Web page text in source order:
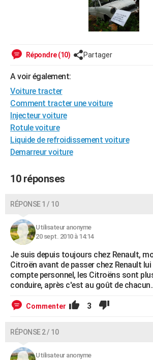
Alimentation
Guide de la santé
Maladies
Médicaments
Sommeil
VOYAGE
Destinations
City break
Voyage nature
Voyage de noces
Forum
Climat
+PHOTO
GUIDES D'ACHAT
BONS PLANS
CARTE DE VOEUX
Dictionnaire
Biographies
Citations
Expressions
Proverbes
PROGRAMME TV
COPAINS D'AVANT
S'inscrire
Se connecter
Lycées
Collèges
Primaires
Universités
Entreprises
Service militaire
Avis de recherche
AVIS DE DÉCÈS
FORUM
Bricolage
Lifestyle
Culture
Sport
Auto
Television
Voyage
Cinema
Répondre (10) Partager
A voir également:
Voiture tracter
Comment tracter une voiture
Injecteur voiture
Rotule voiture
Liquide de refroidissement voiture
Demarreur voiture
10 réponses
RÉPONSE 1 / 10
Utilisateur anonyme
20 sept. 2010 à 14:14
Je suis depuis toujours chez Renault,
Citroën avant de passer chez Renault
compte personnel, les Citroëns sont
conduire, après c'est au goût de
Commenter 3
RÉPONSE 2 / 10
Utilisateur anonyme